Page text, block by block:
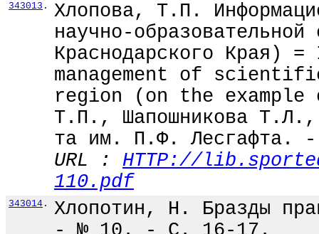
343013 .
Хлопова, Т.П.
научно-
Краснодарского
management of
region (on the
Т.П., Шапошникова
та им. П.Ф.
URL : HTTP://
110.pdf
343014 .
Хлопотин, Н. Бразды